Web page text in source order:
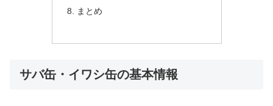
まとめ
サバ缶・イワシ缶の基本情報